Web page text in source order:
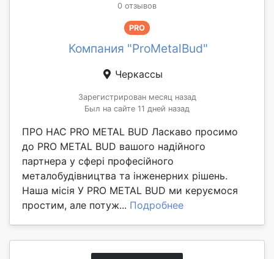
0 отзывов
PRO
Компания "ProMetalBud"
Черкассы
Зарегистрирован месяц назад
Был на сайте 11 дней назад
ПРО НАС PRO METAL BUD Ласкаво просимо
до PRO METAL BUD вашого надійного
партнера у сфері професійного
металобудівництва та інженерних рішень.
Наша місія У PRO METAL BUD ми керуємося
простим, але потуж... Подробнее